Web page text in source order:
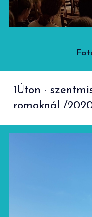
1Úton -
romoknál /